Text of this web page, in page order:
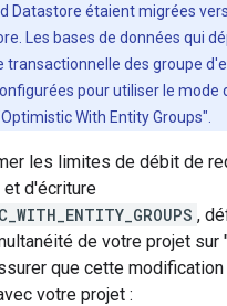
Datastore étaient migrées
Les bases de données qui
transactionnelle des groupe
pour utiliser le mode
With Entity Groups".
les limites de débit de
d'écriture
,
de votre projet sur
que cette
votre projet :